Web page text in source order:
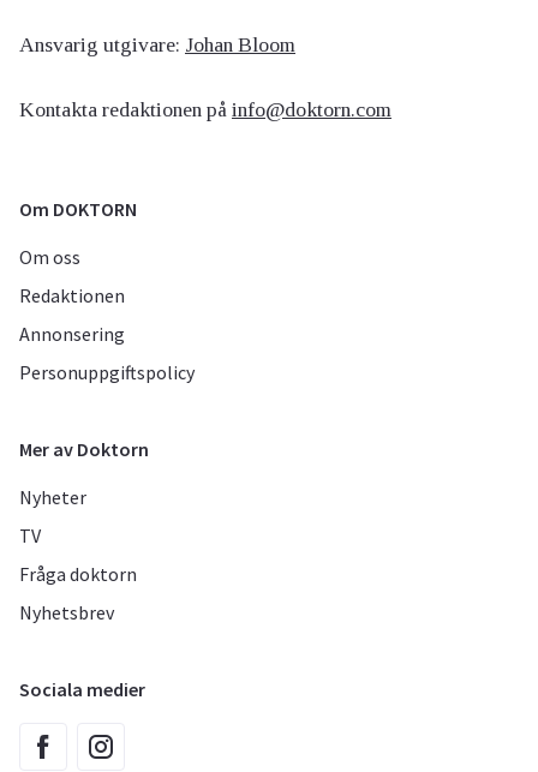
Ansvarig utgivare: Johan Bloom
Kontakta redaktionen på info@doktorn.com
Om DOKTORN
Om oss
Redaktionen
Annonsering
Personuppgiftspolicy
Mer av Doktorn
Nyheter
TV
Fråga doktorn
Nyhetsbrev
Sociala medier